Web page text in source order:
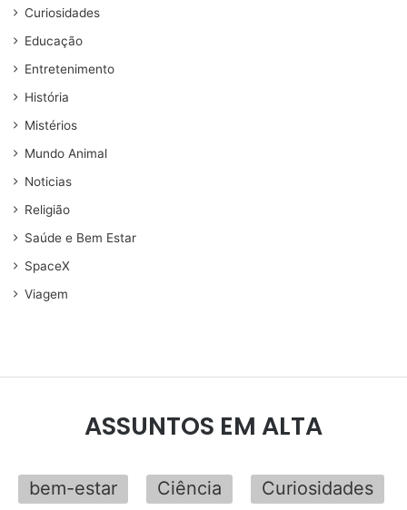
Curiosidades
Educação
Entretenimento
História
Mistérios
Mundo Animal
Noticias
Religião
Saúde e Bem Estar
SpaceX
Viagem
ASSUNTOS EM ALTA
bem-estar Ciência
Curiosidades